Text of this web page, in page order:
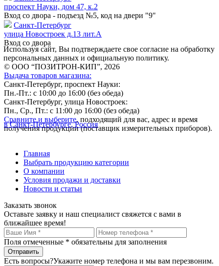
проспект Науки, дом 47, к.2
Вход со двора - подъезд №5, код на двери "9"
Санкт-Петербург
улица Новостроек д.13 лит.А
Вход со двора
Используя сайт, Вы подтверждаете свое согласие на обработку
персональных данных и официальную политику.
© ООО “ПОЗИТРОН-КИП”, 2026
Выдача товаров магазина:
Санкт-Петербург, проспект Науки:
Пн.-Пт.: с 10:00 до 16:00 (без обеда)
Санкт-Петербург, улица Новостроек:
Пн., Ср., Пт.: с 11:00 до 16:00 (без обеда)
Сравните и выберите, подходящий для вас, адрес и время
получения продукции (поставщик измерительных приборов).
в Санкт-Петербурге, Россия
Главная
Выбрать продукцию категории
О компании
Условия продажи и доставки
Новости и статьи
Заказать звонок
Оставьте заявку и наш специалист свяжется с вами в
ближайшее время!
Поля отмеченные * обязательны для заполнения
Есть вопросы?Укажите номер телефона и мы вам перезвоним.